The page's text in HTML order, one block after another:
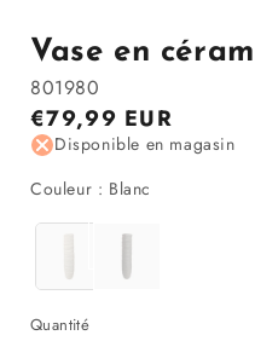
la
modale
Vase en
801980
Prix
régulier
€79,99 EUR
Disponible en magasin
Couleur : Blanc
Quantité